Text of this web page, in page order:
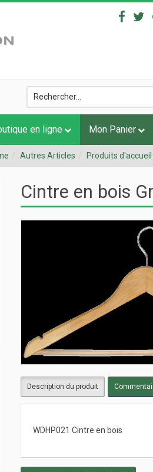
en ligne Mon Panier
Autres Articles Produits
Cintre en bois
Description du produit
WDHP021 Cintre en bois